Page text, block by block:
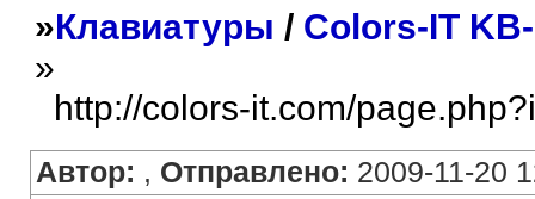
»Клавиатуры / Colors-IT
»
http://colors-it.com/
Автор: , Отправлено: 2009-11-20